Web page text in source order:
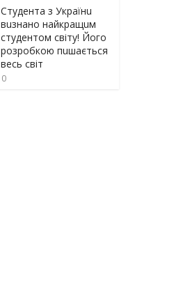
Студента з Українu
вuзнано найкращuм
студентом світу! Його
розробкою пuшається
весь світ
0